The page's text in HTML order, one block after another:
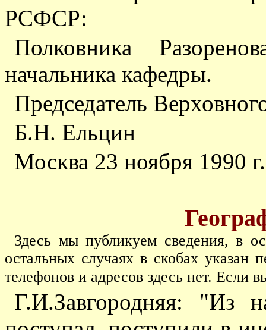
РСФСР:
Полковника
начальника кафедры.
Председатель
Б.Н. Ельцин
Москва 23 ноября 1990
Здесь мы публикуем сведения, в
остальных случаях в скобах указан
телефонов и адресов здесь нет. Если
Г.И.Завгородняя: "Из